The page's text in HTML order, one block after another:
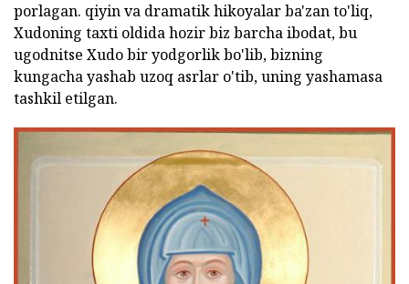
porlagan. qiyin va dramatik hikoyalar ba'zan to'liq,
Xudoning taxti oldida hozir biz barcha ibodat, bu
ugodnitse Xudo bir yodgorlik bo'lib, bizning
kungacha yashab uzoq asrlar o'tib, uning yashamasa
tashkil etilgan.